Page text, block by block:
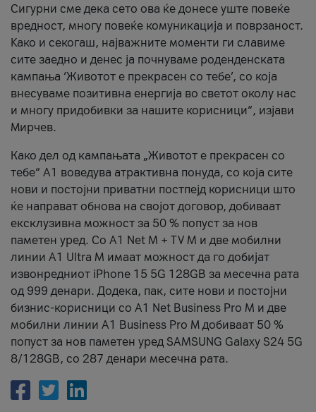
Сигурни сме дека сето ова ќе донесе уште повеќе
вредност, многу повеќе комуникација и поврзаност.
Kако и секогаш, најважните моменти ги славиме
сите заедно и денес ја почнуваме роденденската
кампања ‘Животот е прекрасен со тебе’, со која
внесуваме позитивна енергија во светот околу нас
и многу придобивки за нашите корисници“, изјави
Мирчев.
Како дел од кампањата „Животот е прекрасен со
тебе“ А1 воведува атрактивна понуда, со која сите
нови и постојни приватни постпејд корисници што
ќе направат обнова на својот договор, добиваат
ексклузивна можност за 50 % попуст за нов
паметен уред. Со А1 Net M + TV M и две мобилни
линии A1 Ultra M имаат можност да го добијат
извонредниот iPhone 15 5G 128GB за месечна рата
од 999 денари. Додека, пак, сите нови и постојни
бизнис-корисници со А1 Net Business Pro M и две
мобилни линии А1 Business Pro М добиваат 50 %
попуст за нов паметен уред SAMSUNG Galaxy S24 5G
8/128GB, со 287 денари месечна рата.